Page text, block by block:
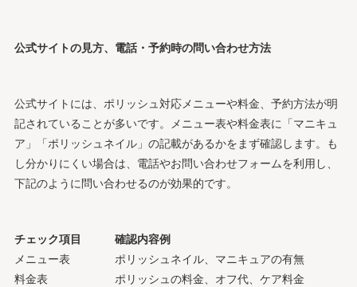
公式サイトの見方、電話・予約時の問い合わせ方法
公式サイトには、ポリッシュ対応メニューや料金、予約方法が明
記されていることが多いです。メニュー表や料金表に「マニキュ
ア」「ポリッシュネイル」の記載があるかをまず確認します。も
し分かりにくい場合は、電話やお問い合わせフォームを利用し、
下記のように問い合わせるのが効果的です。
チェック項目
確認内容例
メニュー表
ポリッシュネイル、マニキュアの有無
料金表
ポリッシュの料金、オフ代、ケア料金